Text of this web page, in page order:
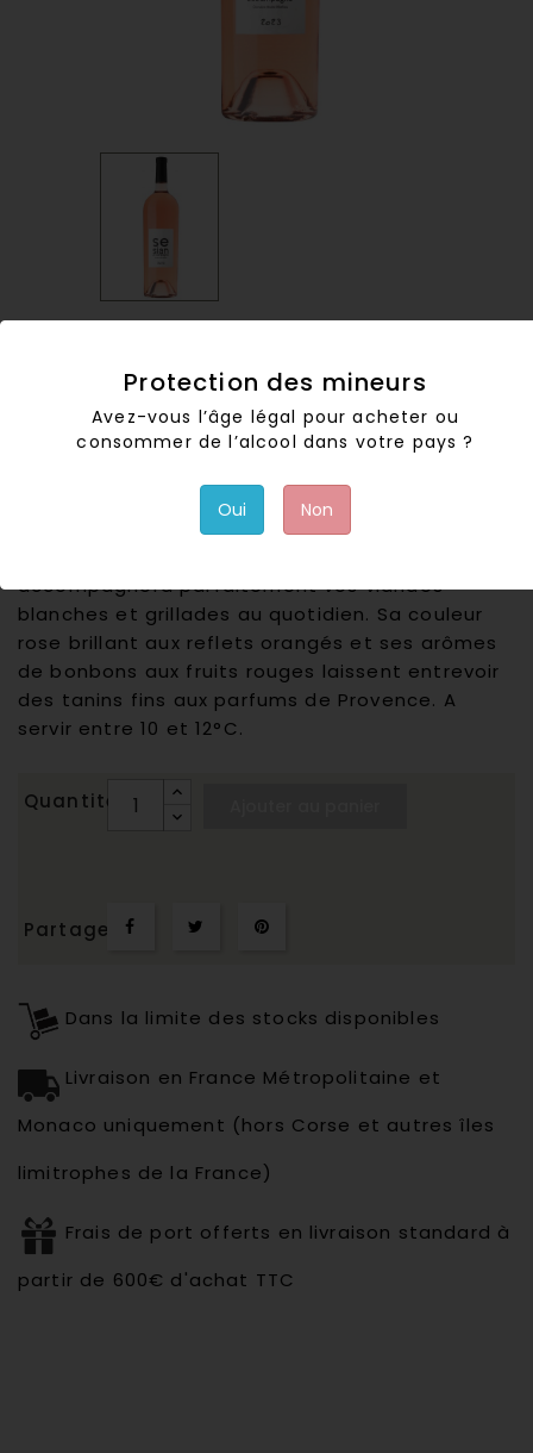
Magnum Se Sian Acoumpagna 2023
24,00 € TTC
Pour ajouter un ou plusieurs magnums à votre
commande, merci de nous contacter
ou téléphone.
accompagnera parfaitement vos viandes
blanches et grillades au quotidien. Sa couleur
rose brillant aux reflets orangés et ses arômes
de bonbons aux fruits rouges laissent entrevoir
des tanins fins aux parfums de Provence. A
servir entre 10 et 12°C.
Quantité
Partager
Dans la limite des stocks disponibles
Livraison en France Métropolitaine et
Monaco uniquement (hors Corse et autres îles
limitrophes de la France)
Frais de port offerts en livraison standard à
partir de 600€ d'achat TTC
Protection des mineurs
Avez-vous l’âge légal pour acheter ou
consommer de l’alcool dans votre pays ?
Oui Non